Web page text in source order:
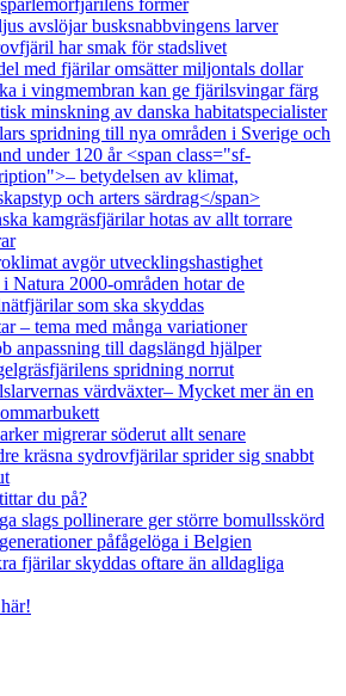
avslöjar busksnabbvingens larver
har smak för stadslivet
med fjärilar omsätter miljontals dollar
i vingmembran kan ge fjärilsvingar färg
minskning av danska habitatspecialister
spridning till nya områden i Sverige och
under 120 år <span class="sf-
betydelsen av klimat,
och arters särdrag</span>
kamgräsfjärilar hotas av allt torrare
avgör utvecklingshastighet
Natura 2000-områden hotar de
som ska skyddas
– tema med många variationer
anpassning till dagslängd hjälper
spridning norrut
värdväxter– Mycket mer än en
migrerar söderut allt senare
kräsna sydrovfjärilar sprider sig snabbt
du på?
slags pollinerare ger större bomullsskörd
påfågelöga i Belgien
fjärilar skyddas oftare än alldagliga